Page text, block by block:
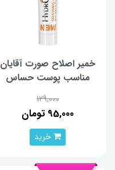
خمیر اصلاح صورت آقایان
مناسب پوست حساس
هیدرودرم 100 گرم
129,000
95,000 تومان
خرید